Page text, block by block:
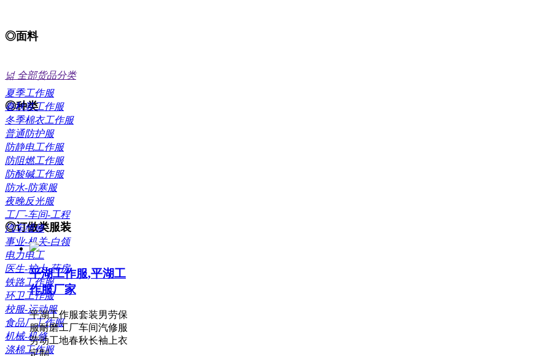
◎面料
◎种类
工程装 商务西装 商务衬衫
医护服 学生校服 作训服
连体工作服 户外徒步冲锋衣
◎订做类服装
工作服订做 特种工作服定做
职业装定制 校服订制
广告T恤衫定做 马甲订做
针织翻领polo衫定制
医护服定做 迷彩服
넒 全部货品分类
夏季工作服
春秋装工作服
冬季棉衣工作服
普通防护服
防静电工作服
防阻燃工作服
防酸碱工作服
防水-防寒服
夜晚反光服
工厂-车间-工程
汽车维修
事业-机关-白领
电力电工
医生-护士-药房
铁路工作服
环卫工作服
校服-运动服
食品厂工作服
机械-机修
涤棉工作服
平湖工作服,平湖工
作服厂家
平湖工作服套装男劳保
服耐磨工厂车间汽修服
劳动工地春秋长袖上衣
定制